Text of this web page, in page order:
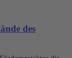
des